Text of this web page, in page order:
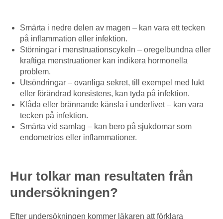
Smärta i nedre delen av magen – kan vara ett tecken
på inflammation eller infektion.
Störningar i menstruationscykeln – oregelbundna eller
kraftiga menstruationer kan indikera hormonella
problem.
Utsöndringar – ovanliga sekret, till exempel med lukt
eller förändrad konsistens, kan tyda på infektion.
Klåda eller brännande känsla i underlivet – kan vara
tecken på infektion.
Smärta vid samlag – kan bero på sjukdomar som
endometrios eller inflammationer.
Hur tolkar man resultaten från
undersökningen?
Efter undersökningen kommer läkaren att förklara